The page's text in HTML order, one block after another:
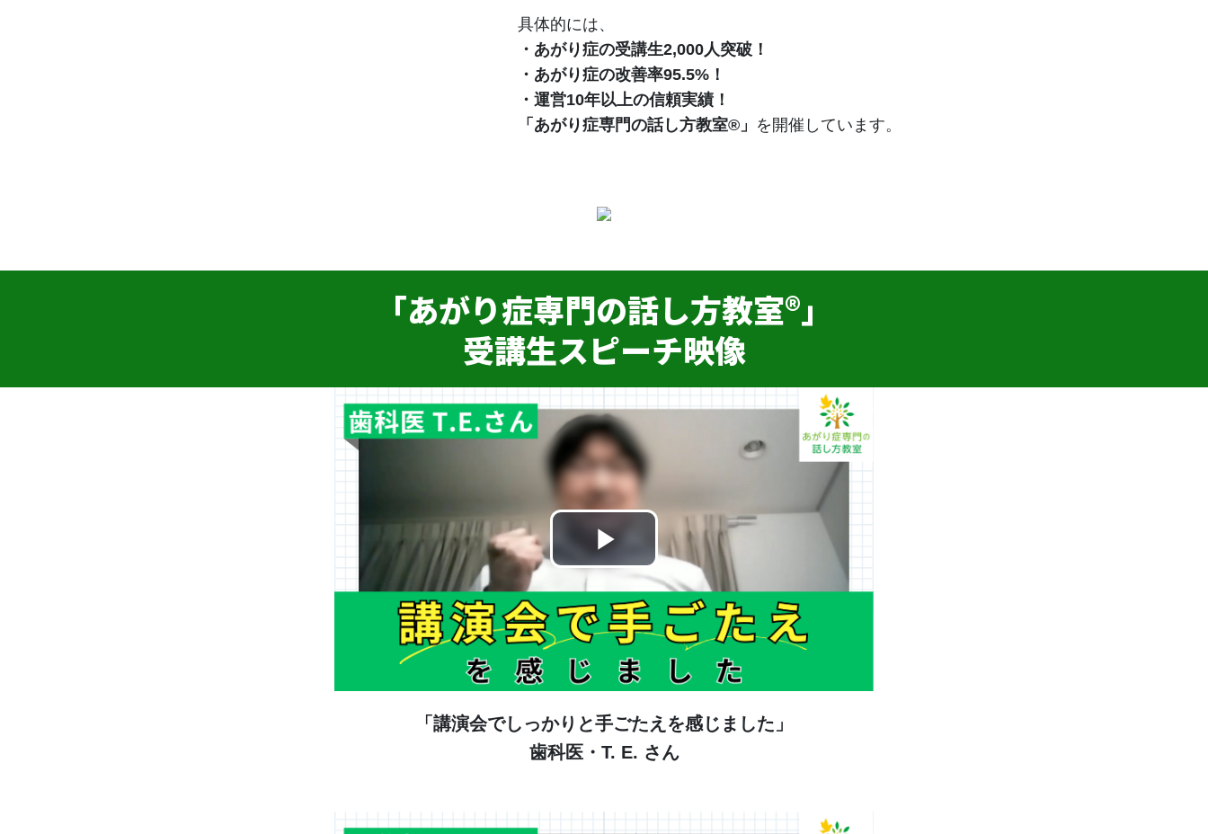
具体的には、
・あがり症の受講生2,000人突破！
・あがり症の改善率95.5%！
・運営10年以上の信頼実績！
「あがり症専門の話し方教室®」 を開催しています。
「あがり症専門の話し方教室®」
受講生スピーチ映像
Play
Video
「講演会でしっかりと手ごたえを感じました」
歯科医・T. E. さん